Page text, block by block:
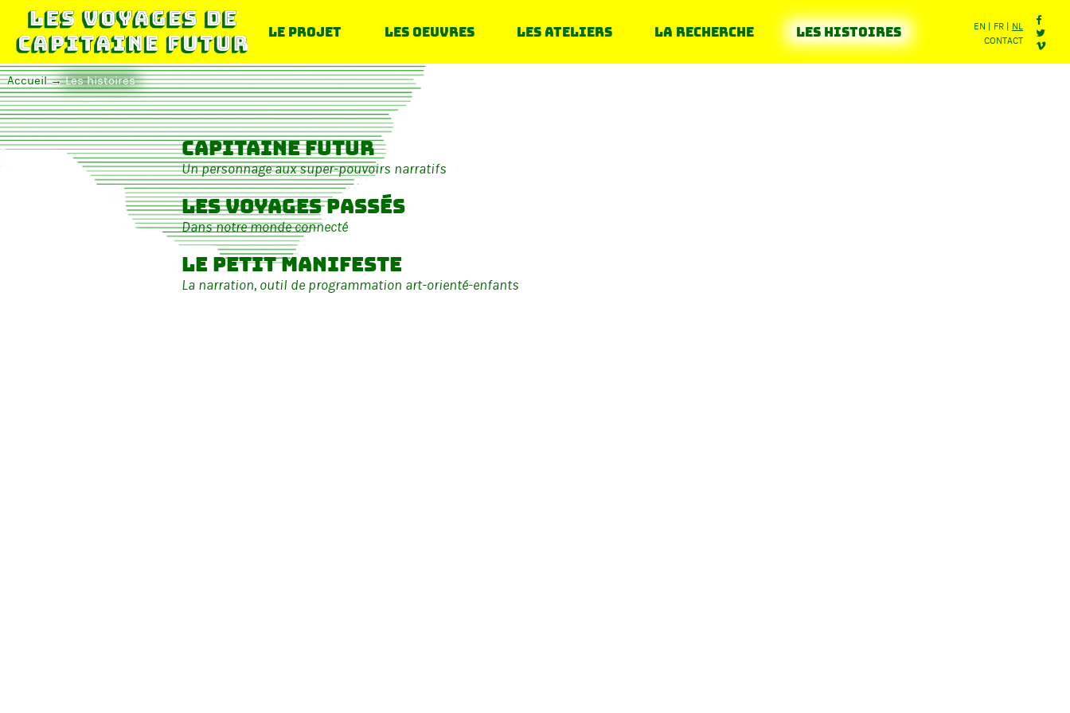
Le projet Les oeuvres Les ateliers La recherche Les histoires EN FR
NL
CONTACT
Accueil Les histoires
Capitaine futur
Un personnage aux super-pouvoirs narratifs
Les voyages passés
Dans notre monde connecté
Le petit manifeste
La narration, outil de programmation art-orienté-enfants